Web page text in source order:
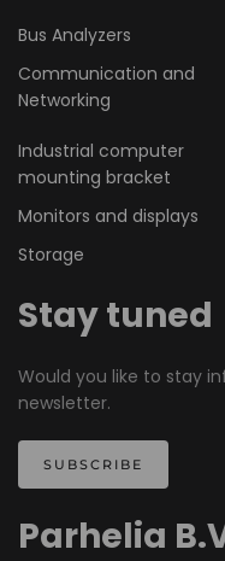
Bus Analyzers
Communication and
Networking
Industrial computer
mounting bracket
Monitors and displays
Storage
Stay tuned
Would you like to stay
newsletter.
SUBSCRIBE
Parhelia